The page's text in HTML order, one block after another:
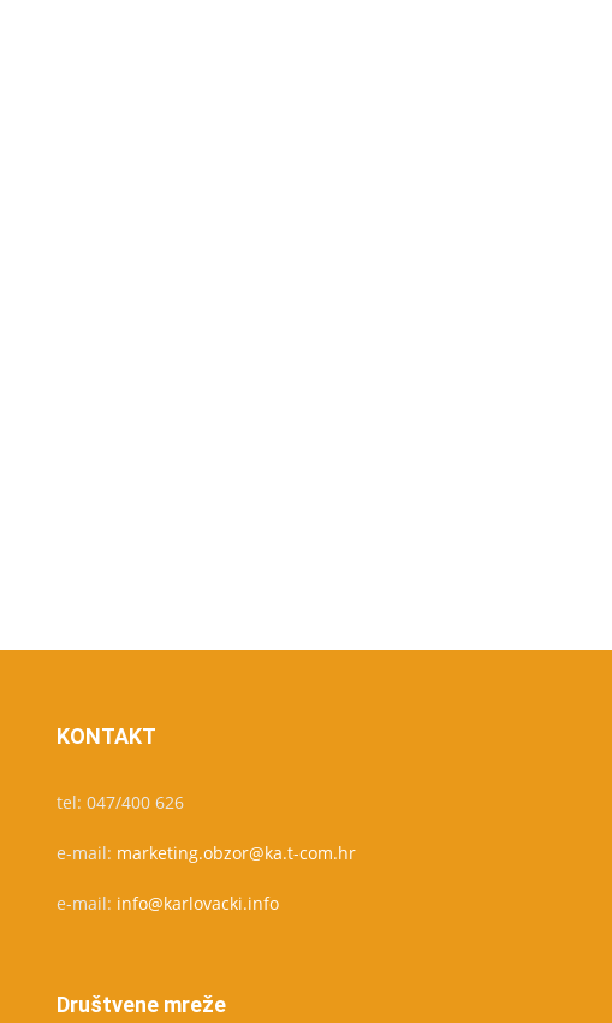
KONTAKT
tel: 047/400 626
e-mail: marketing.obzor@ka.t-com.hr
e-mail: info@karlovacki.info
Društvene mreže